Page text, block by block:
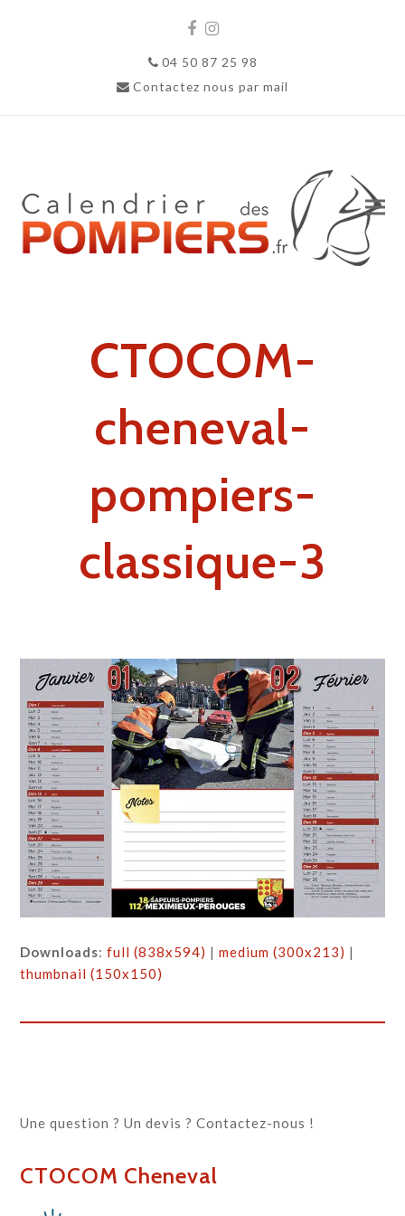
Facebook
Instagram
04 50 87 25 98
Contactez nous par mail
CTOCOM-
cheneval-
pompiers-
classique-3
Downloads:full (838x594) |medium (300x213) |
thumbnail (150x150)
Une question ? Un devis ? Contactez-nous !
CTOCOM Cheneval